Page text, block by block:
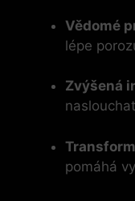
Vědomé
lépe
Zvýšená
pomáhá